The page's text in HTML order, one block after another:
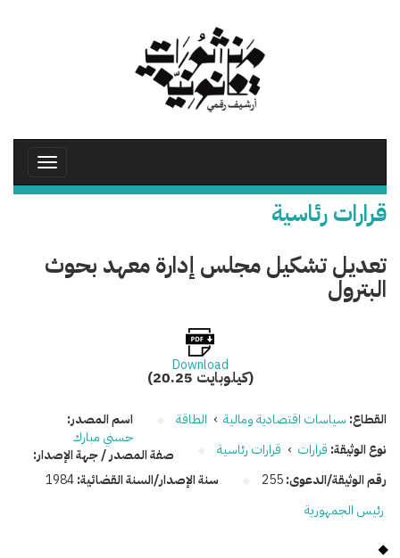
Toggle
قرارات رئاسية
تعديل تشكيل مجلس إدارة معهد بحوث
البترول
Download
(20.25 كيلوبايت)
القطاع: سياسات اقتصادية ومالية › الطاقة
نوع الوثيقة: قرارات › قرارات رئاسية
رقم الوثيقة/الدعوى:255 سنة الإصدار/السنة القضائية:1984
اسم المصدر:
حسني مبارك
صفة المصدر / جهة الإصدار:
رئيس الجمهورية